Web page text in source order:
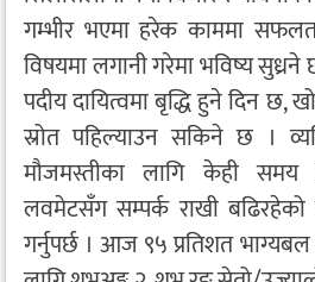
गम्भीर भएमा हरेक काममा
विषयमा लगानी गरेमा भविष्य
पदीय दायित्वमा बृद्धि हुने दिन छ,
स्रोत पहिल्याउन सकिने छ ।
मौजमस्तीका लागि केही समय
लवमेटसँग सम्पर्क राखी बढिरहेको
गर्नुपर्छ । आज ९५ प्रतिशत